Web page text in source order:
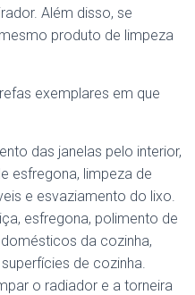
Além disso, se
produto de limpeza
exemplares em que
das janelas pelo interior,
esfregona, limpeza de
e esvaziamento do lixo.
esfregona, polimento de
da cozinha,
de cozinha.
o radiador e a torneira